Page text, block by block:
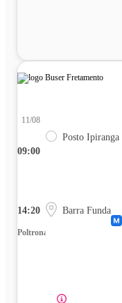
09:00
11/08
Posto Ipiranga
14:20 Barra Funda
Poltrona